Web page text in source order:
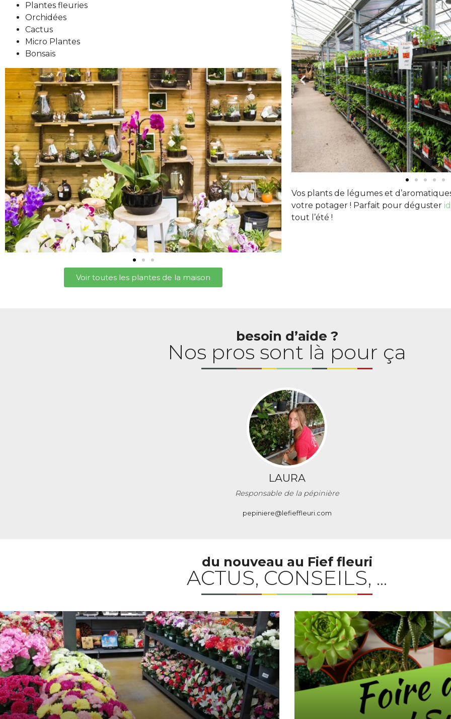
Plantes fleuries
Orchidées
Cactus
Micro Plantes
Bonsaïs
Voir toutes les plantes de la maison
Vos plants de légumes et
votre potager ! Parfait pour déguster
tout l’été !
besoin d’aide ?
Nos pros sont là pour ça
LAURA
Responsable de la pépinière
pepiniere@lefieffleuri.com
du nouveau au Fief fleuri
ACTUS, CONSEILS, ...